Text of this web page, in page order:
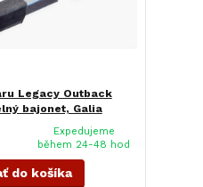
Legacy Outback
bajonet, Galia
Expedujeme
během 24-48 hod
do košíka